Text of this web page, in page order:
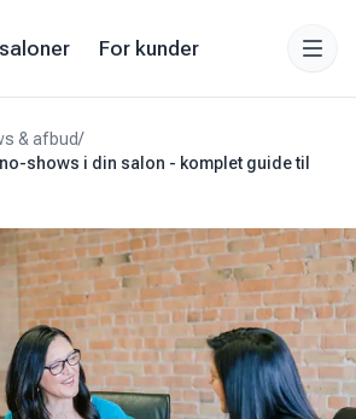
For kunder
& afbud/
shows i din salon - komplet guide til